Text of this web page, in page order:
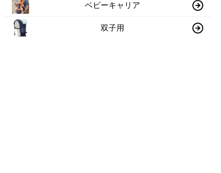
ベビーキャリア
双子用